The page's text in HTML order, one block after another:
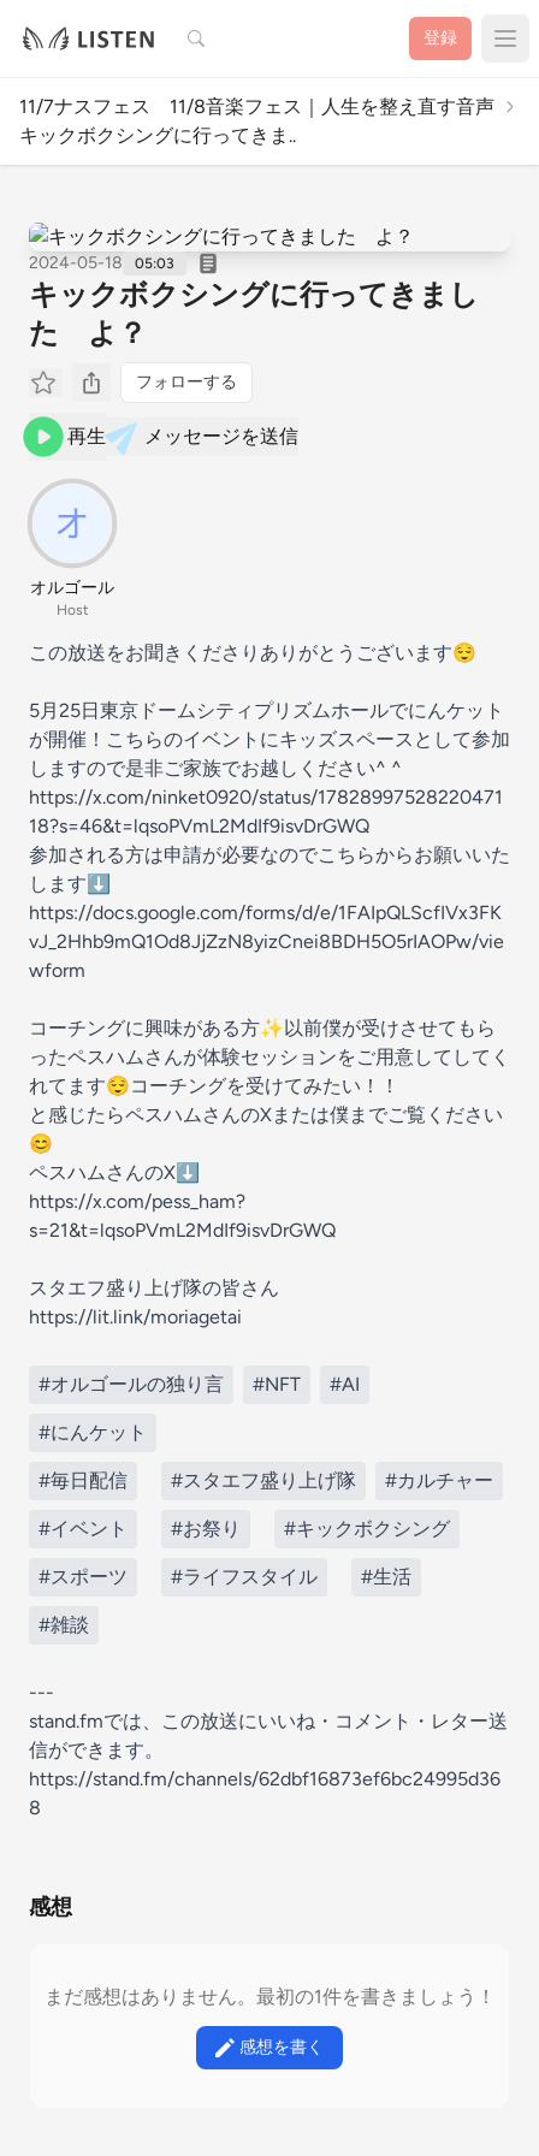
検索 登録
11/7ナスフェス 11/8音楽フェス｜人生を整え直す音声
キックボクシングに行ってきま..
2024-05-18 05:03
キックボクシングに行ってきまし
た よ？
フォローする
再生 メッセージを送信
オルゴール
Host
この放送をお聞きくださりありがとうございます😌
5月25日東京ドームシティプリズムホールでにんケット
が開催！こちらのイベントにキッズスペースとして参加
しますので是非ご家族でお越しください^ ^
https://x.com/ninket0920/status/17828997528220471
18?s=46&t=lqsoPVmL2MdIf9isvDrGWQ
参加される方は申請が必要なのでこちらからお願いいた
します⬇️
https://docs.google.com/forms/d/e/1FAIpQLScfIVx3FK
vJ_2Hhb9mQ1Od8JjZzN8yizCnei8BDH5O5rIAOPw/vie
wform
コーチングに興味がある方✨以前僕が受けさせてもら
ったペスハムさんが体験セッションをご用意してしてく
れてます😌コーチングを受けてみたい！！
と感じたらペスハムさんのXまたは僕までご覧ください
😊
ペスハムさんのX⬇️
https://x.com/pess_ham?
s=21&t=lqsoPVmL2MdIf9isvDrGWQ
スタエフ盛り上げ隊の皆さん
https://lit.link/moriagetai
#オルゴールの独り言 #NFT #AI
#にんケット
#毎日配信 #スタエフ盛り上げ隊 #カルチャー
#イベント #お祭り #キックボクシング
#スポーツ #ライフスタイル #生活
#雑談
---
stand.fmでは、この放送にいいね・コメント・レター送
信ができます。
https://stand.fm/channels/62dbf16873ef6bc24995d36
8
感想
まだ感想はありません。最初の1件を書きましょう！
感想を書く